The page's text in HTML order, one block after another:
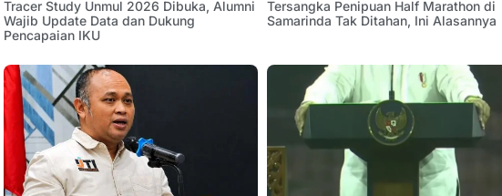
Tracer Study Unmul 2026 Dibuka, Alumni
Wajib Update Data dan Dukung
Pencapaian IKU
Tersangka Penipuan Half Marathon di
Samarinda Tak Ditahan, Ini Alasannya